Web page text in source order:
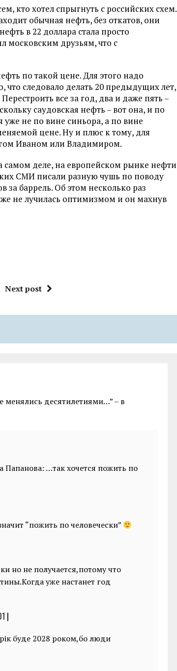
кто хотел спрыгнуть с российских схем.
обычная нефть, без откатов, они
в 22 доллара стала просто
московским друзьям, что с
по такой цене. Для этого надо
что следовало делать 20 предыдущих лет,
все за год, два и даже пять –
саудовская нефть – вот она, и по
не по вине синьора, а по вине
цене. Ну и плюс к тому, для
Иваном или Владимиром.
самом деле, на европейском рынке нефти
СМИ писали разную чушь по поводу
за баррель. Об этом несколько раз
не лучилась оптимизмом и он махнув
Next post
десятилетиями…” – в
Папанова: …так хочется пожить по
“пожить по человечески”
но не получается,потому что
уже настанет год
|
буде 2028 роком,бо люди